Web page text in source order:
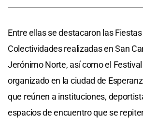
Entre ellas se destacaron las
Colectividades realizadas en San
Jerónimo Norte, así como el
organizado en la ciudad de
que reúnen a instituciones,
espacios de encuentro que se